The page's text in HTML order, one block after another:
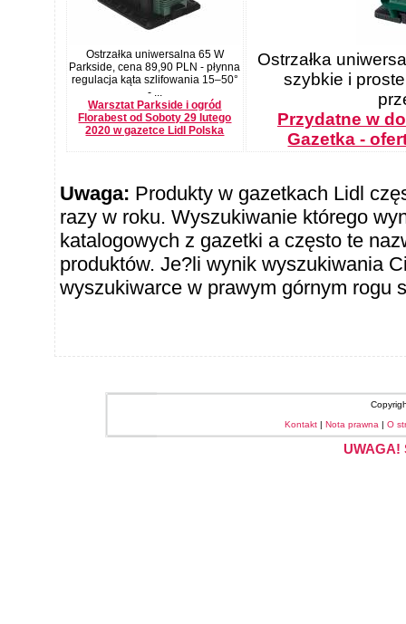
Ostrzałka uniwersalna 65 W
Parkside, cena 89,90 PLN - płynna
regulacja kąta szlifowania 15–50°
- ...
Warsztat Parkside i ogród
Florabest od Soboty 29 lutego
2020 w gazetce Lidl Polska
Ostrzałka
szybkie i
Przydatne w
Gazetka -
Uwaga: Produkty w gazetkach Lidl
razy w roku. Wyszukiwanie którego
katalogowych z gazetki a często te
produktów. Je?li wynik wyszukiwania
wyszukiwarce w prawym górnym rogu
Kontakt | Nota prawna | O
UWAGA!